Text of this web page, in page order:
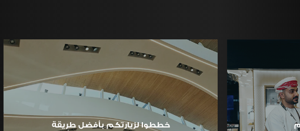
خططوا لزيارتكم بأفضل طريقة